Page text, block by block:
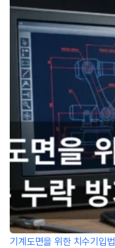
기계도면을 위한 치수기입법